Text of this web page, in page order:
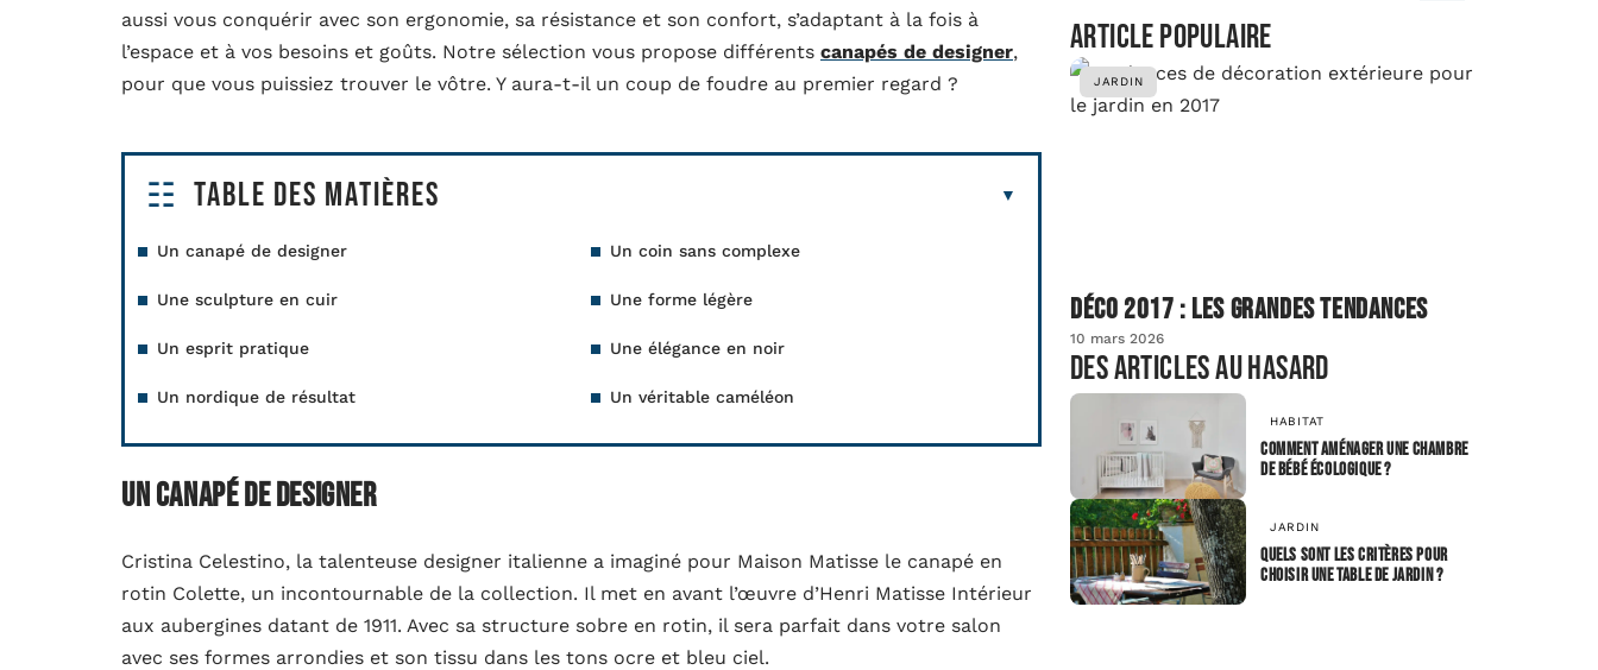
aussi vous conquérir avec son ergonomie, sa résistance et son confort, s’adaptant à la fois à
l’espace et à vos besoins et goûts. Notre sélection vous propose différents canapés de designer,
pour que vous puissiez trouver le vôtre. Y aura-t-il un coup de foudre au premier regard ?
Table des matières
Un canapé de designer Un coin sans complexe
Une sculpture en cuir Une forme légère
Un esprit pratique Une élégance en noir
Un nordique de résultat Un véritable caméléon
Un canapé de designer
Cristina Celestino, la talenteuse designer italienne a imaginé pour Maison Matisse le canapé en
rotin Colette, un incontournable de la collection. Il met en avant l’œuvre d’Henri Matisse Intérieur
aux aubergines datant de 1911. Avec sa structure sobre en rotin, il sera parfait dans votre salon
avec ses formes arrondies et son tissu dans les tons ocre et bleu ciel.
Article populaire
JARDIN
Déco 2017 : les grandes tendances
10 mars 2026
Des articles au hasard
HABITAT
Comment aménager une chambre
de bébé écologique ?
JARDIN
Quels sont les critères pour
choisir une table de jardin ?